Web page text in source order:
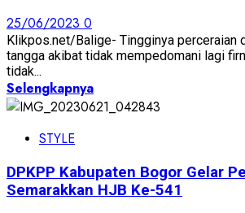
25/06/2023 0
Klikpos.net/Balige- Tingginya perceraian
tangga akibat tidak mempedomani lagi
tidak...
Selengkapnya
STYLE
DPKPP Kabupaten Bogor Gelar
Semarakkan HJB Ke-541